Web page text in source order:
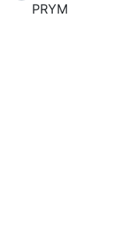
PRYM